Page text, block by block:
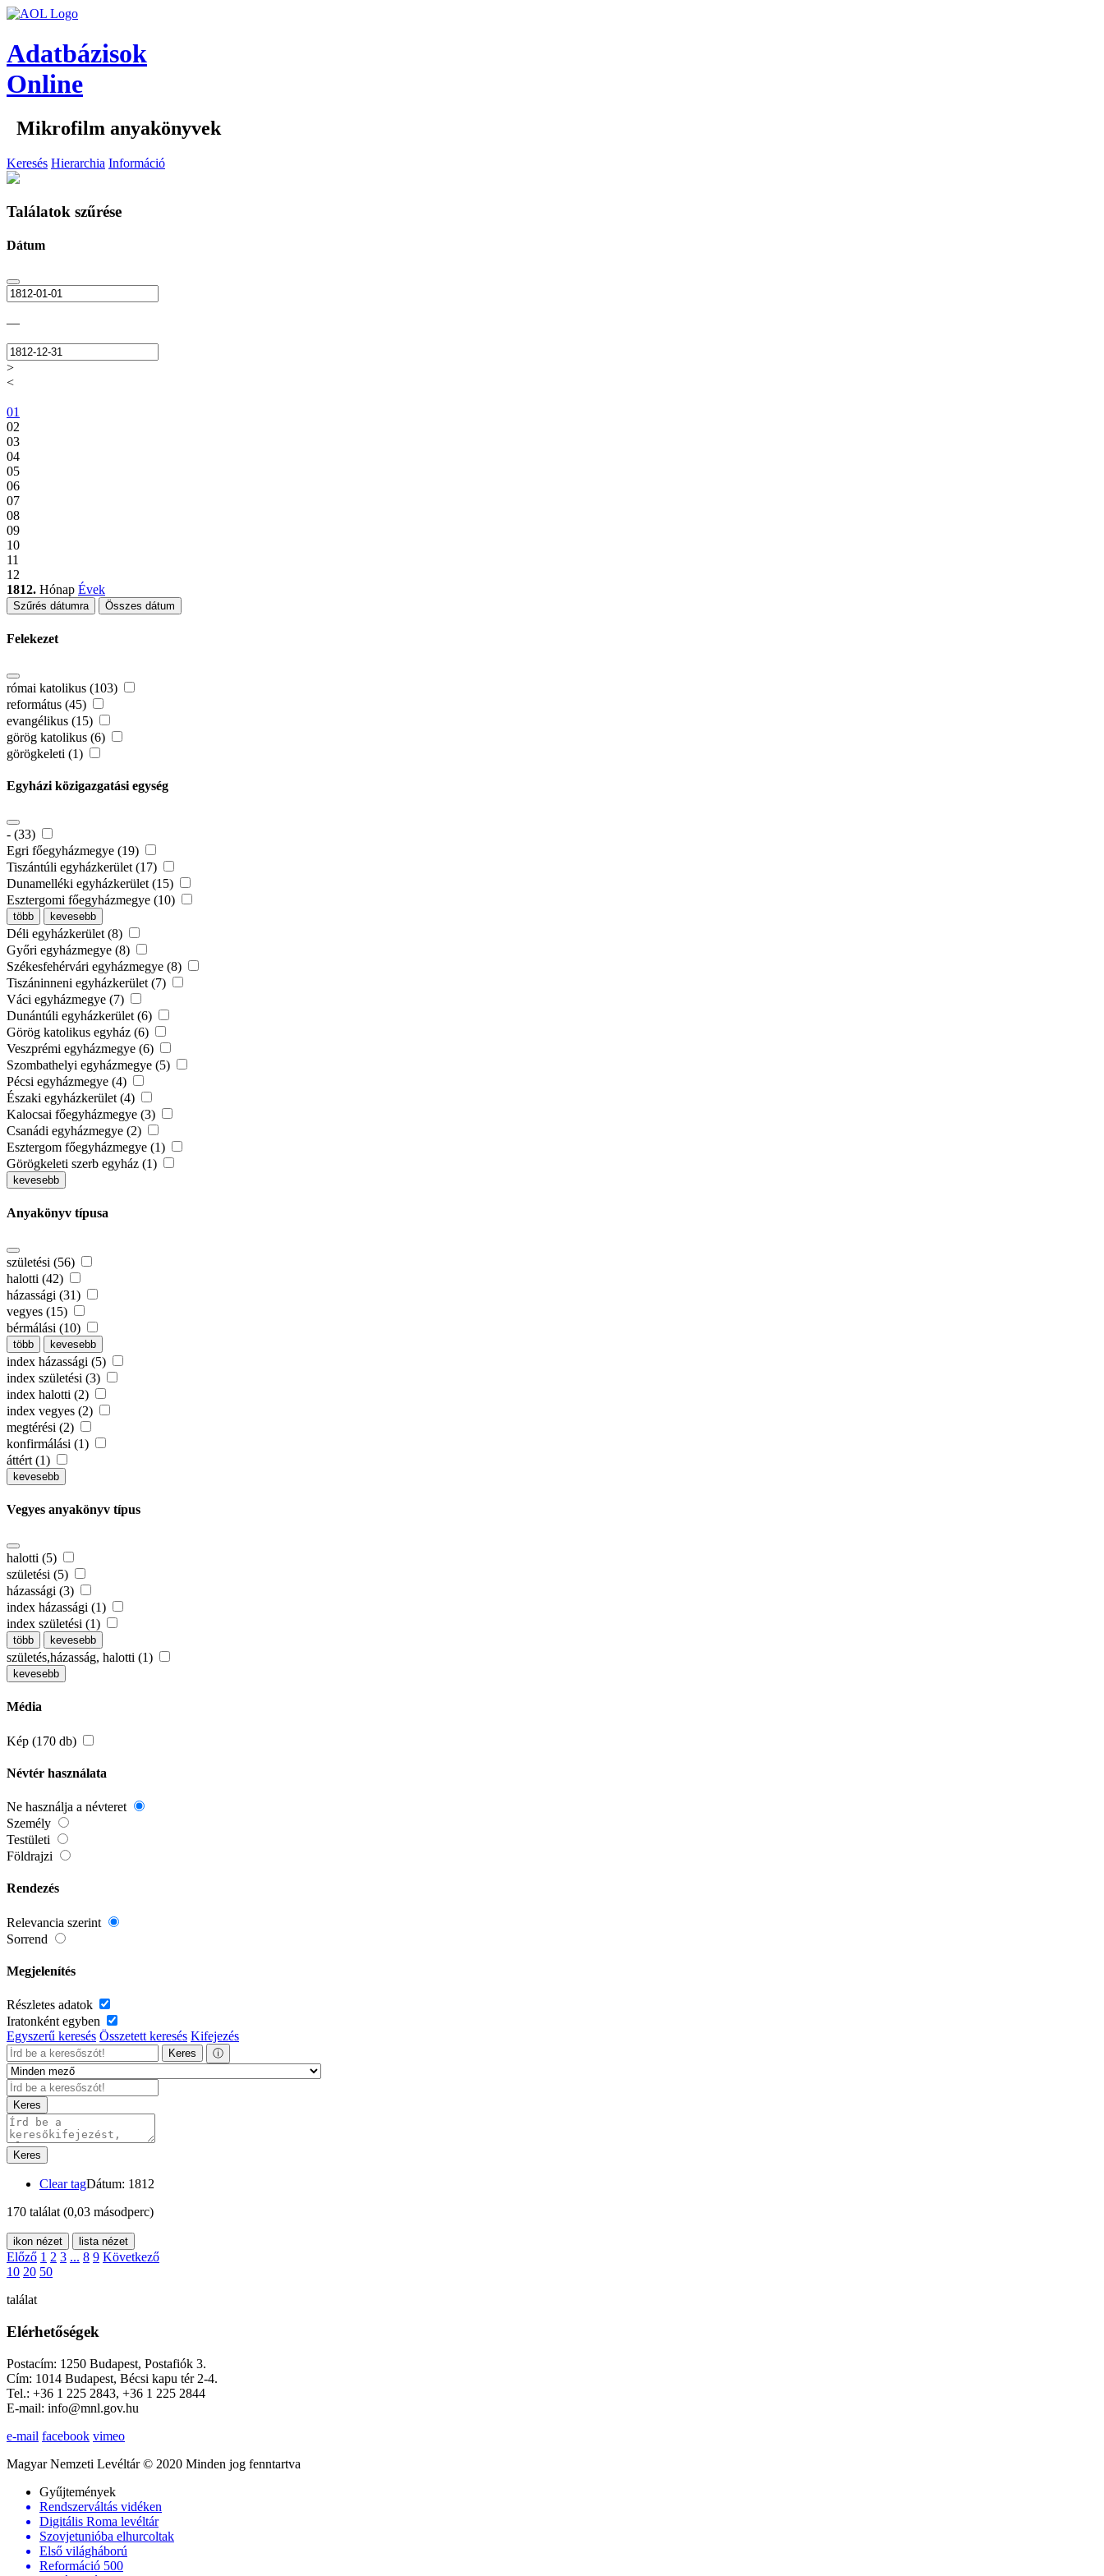
Adatbázisok
Online
Mikrofilm anyakönyvek
Keresés Hierarchia Információ
Találatok szűrése
Dátum
—
>
<
01
02
03
04
05
06
07
08
09
10
11
12
1812. Hónap Évek
Szűrés dátumra Összes dátum
Felekezet
római katolikus (103)
református (45)
evangélikus (15)
görög katolikus (6)
görögkeleti (1)
Egyházi közigazgatási egység
- (33)
Egri főegyházmegye (19)
Tiszántúli egyházkerület (17)
Dunamelléki egyházkerület (15)
Esztergomi főegyházmegye (10)
több kevesebb
Déli egyházkerület (8)
Győri egyházmegye (8)
Székesfehérvári egyházmegye (8)
Tiszáninneni egyházkerület (7)
Váci egyházmegye (7)
Dunántúli egyházkerület (6)
Görög katolikus egyház (6)
Veszprémi egyházmegye (6)
Szombathelyi egyházmegye (5)
Pécsi egyházmegye (4)
Északi egyházkerület (4)
Kalocsai főegyházmegye (3)
Csanádi egyházmegye (2)
Esztergom főegyházmegye (1)
Görögkeleti szerb egyház (1)
kevesebb
Anyakönyv típusa
születési (56)
halotti (42)
házassági (31)
vegyes (15)
bérmálási (10)
több kevesebb
index házassági (5)
index születési (3)
index halotti (2)
index vegyes (2)
megtérési (2)
konfirmálási (1)
áttért (1)
kevesebb
Vegyes anyakönyv típus
halotti (5)
születési (5)
házassági (3)
index házassági (1)
index születési (1)
több kevesebb
születés,házasság, halotti (1)
kevesebb
Média
Kép (170 db)
Névtér használata
Ne használja a névteret
Személy
Testületi
Földrajzi
Rendezés
Relevancia szerint
Sorrend
Megjelenítés
Részletes adatok
Iratonként egyben
Egyszerű keresés Összetett keresés Kifejezés
Keres ⓘ
Keres
Keres
Clear tagDátum: 1812
170 találat (0,03 másodperc)
ikon nézet lista nézet
Előző 1 2 3 ... 8 9 Következő
10 20 50
találat
Elérhetőségek
Postacím: 1250 Budapest, Postafiók 3.
Cím: 1014 Budapest, Bécsi kapu tér 2-4.
Tel.: +36 1 225 2843, +36 1 225 2844
E-mail: info@mnl.gov.hu
e-mail facebook vimeo
Magyar Nemzeti Levéltár © 2020 Minden jog fenntartva
Gyűjtemények
Rendszerváltás vidéken
Digitális Roma levéltár
Szovjetunióba elhurcoltak
Első világháború
Reformáció 500